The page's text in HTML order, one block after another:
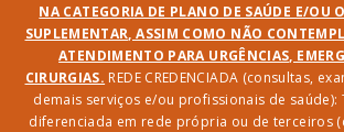
NA CATEGORIA DE PLANO DE SAÚDE E/OU
SUPLEMENTAR, ASSIM COMO NÃO
ATENDIMENTO PARA URGÊNCIAS,
CIRURGIAS. REDE CREDENCIADA (consultas,
demais serviços e/ou profissionais de saúde):
diferenciada em rede própria ou de terceiros